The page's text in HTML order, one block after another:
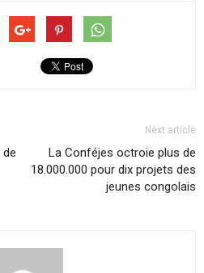
Next article
La Conféjes octroie plus de
18.000.000 pour dix projets des
jeunes congolais